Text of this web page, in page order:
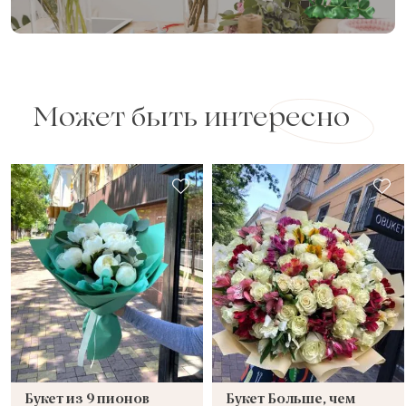
Может быть интересно
Букет из 9 пионов Букет Больше, чем